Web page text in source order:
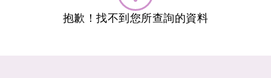
抱歉！找不到您所查詢的資料